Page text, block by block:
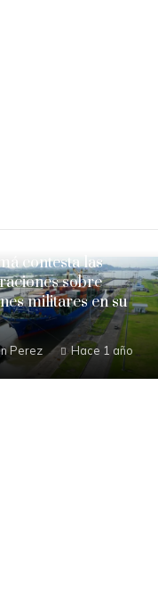
contesta las
sobre
militares en su
Perez Hace 1 año